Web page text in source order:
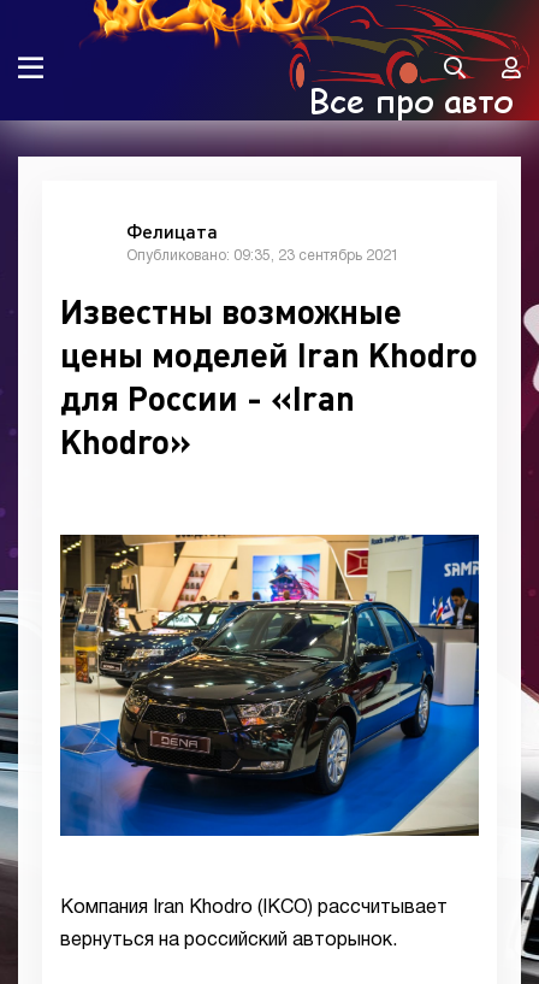
Фелицата
Опубликовано: 09:35, 23 сентябрь 2021
Известны возможные
цены моделей Iran Khodro
для России - «Iran
Khodro»
Компания Iran Khodro (IKCO) рассчитывает
вернуться на российский авторынок.